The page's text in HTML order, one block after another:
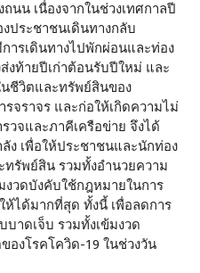
น เนื่องจากในช่วงเทศกาลปี
ประชาชนเดินทางกลับ
ารเดินทางไปพักผ่อนและท่อง
งท้ายปีเก่าต้อนรับปีใหม่ และ
ชีวิตและทรัพย์สินของ
จราจร และก่อให้เกิดความไม่
วจและภาคีเครือข่าย จึงได้
ง เพื่อให้ประชาชนและนักท่อง
รัพย์สิน รวมทั้งอำนวยความ
งวดบังคับใช้กฎหมายในการ
ได้มากที่สุด ทั้งนี้ เพื่อลดการ
บาดเจ็บ รวมทั้งเข้มงวด
องโรคโควิด-19 ในช่วงวัน